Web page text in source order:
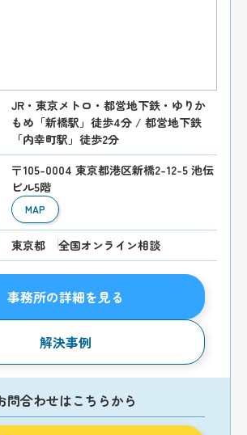
JR・東京メトロ・都営地下鉄・ゆりか
もめ「新橋駅」徒歩4分 / 都営地下鉄
「内幸町駅」徒歩2分
〒105-0004 東京都港区新橋2-12-5 池伝
ビル5階
MAP
東京都 全国オンライン相談
事務所の詳細を見る
解決事例
問合わせはこちらから